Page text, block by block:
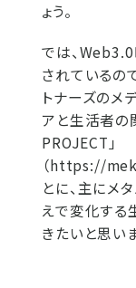
ょう。
では、
されているの
トナーズのメ
アと生活者の
PROJECT」
（https://
とに、主にメ
えで変化する
きたいと思い